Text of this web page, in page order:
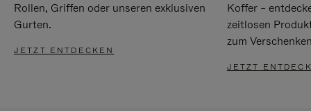
Rollen, Griffen oder unseren exklusiven
Gurten.
JETZT ENTDECKEN
Koffer –
zeitlosen
zum
JETZT